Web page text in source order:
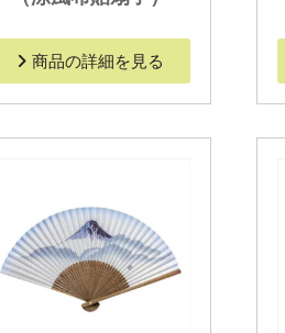
商品の詳細を見る